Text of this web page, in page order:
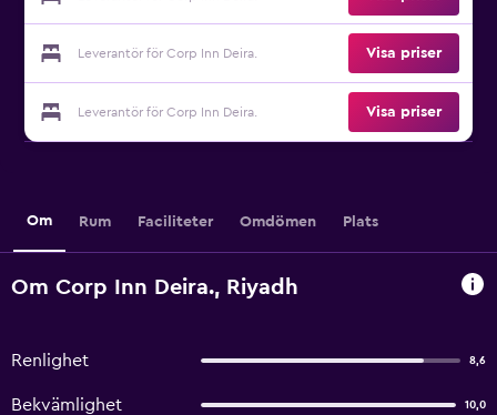
Leverantör för Corp Inn Deira. Visa priser
Leverantör för Corp Inn Deira. Visa priser
Om Rum Faciliteter Omdömen Plats
Om Corp Inn Deira., Riyadh
Renlighet 8,6
Bekvämlighet 10,0